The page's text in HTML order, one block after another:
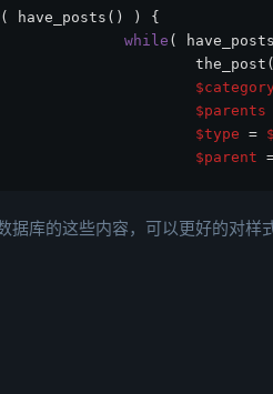
( have_posts() ) {
while (
$category
$parents
$type =
$parent
据库的这些内容，可以更好的对样